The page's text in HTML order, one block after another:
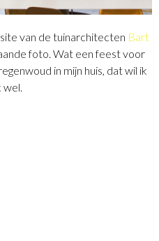
van de tuinarchitecten Bart
foto. Wat een feest voor
in mijn huis, dat wil ik
wel.